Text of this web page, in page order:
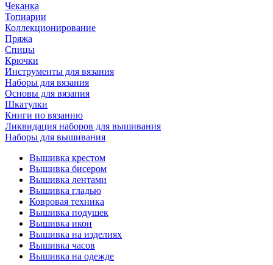
Чеканка
Топиарии
Коллекционирование
Пряжа
Спицы
Крючки
Инструменты для вязания
Наборы для вязания
Основы для вязания
Шкатулки
Книги по вязанию
Ликвидация наборов для вышивания
Наборы для вышивания
Вышивка крестом
Вышивка бисером
Вышивка лентами
Вышивка гладью
Ковровая техника
Вышивка подушек
Вышивка икон
Вышивка на изделиях
Вышивка часов
Вышивка на одежде